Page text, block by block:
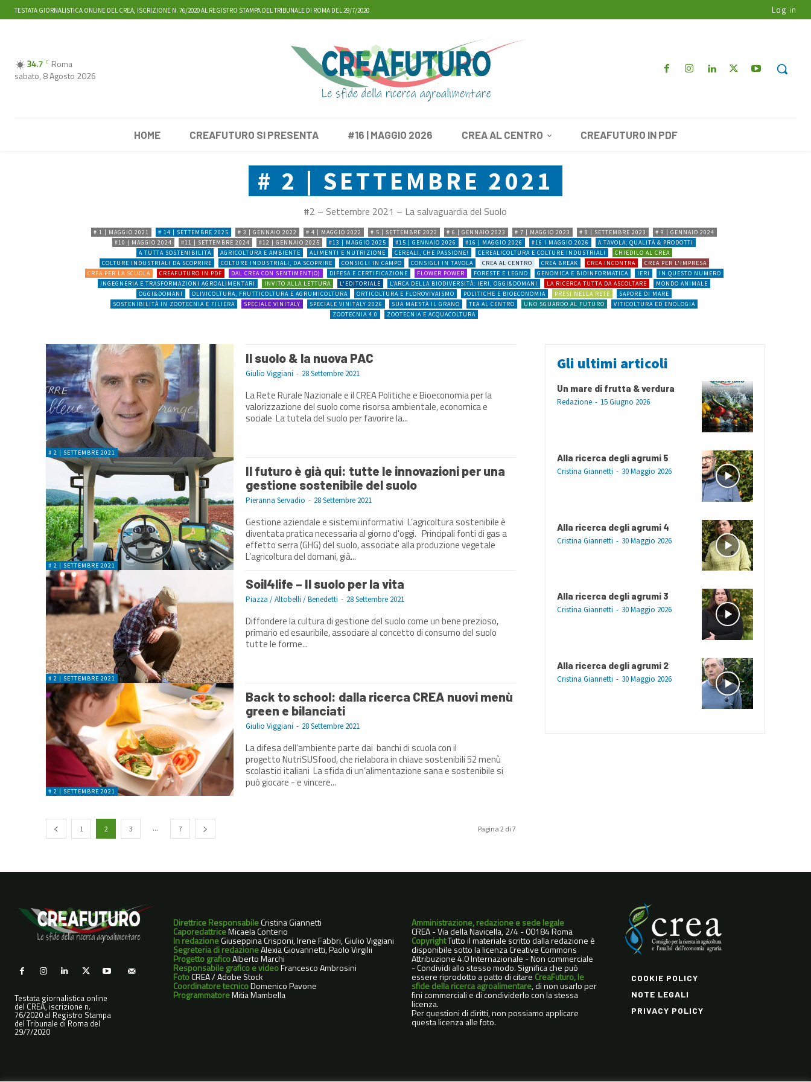
TESTATA GIORNALISTICA ONLINE DEL CREA, ISCRIZIONE N. 76/2020 AL REGISTRO STAMPA DEL TRIBUNALE DI ROMA DEL 29/7/2020 Log in
34.7 C Roma
sabato, 8 Agosto 2026
HOME CREAFUTURO SI PRESENTA #16 | MAGGIO 2026 CREA AL CENTRO CREAFUTURO IN PDF
# 2 | SETTEMBRE 2021
#2 – Settembre 2021 – La salvaguardia del Suolo
# 1 | MAGGIO 2021 # 14 | SETTEMBRE 2025 # 3 | GENNAIO 2022 # 4 | MAGGIO 2022 # 5 | SETTEMBRE 2022 # 6 | GENNAIO 2023 # 7 | MAGGIO 2023 # 8 | SETTEMBRE 2023
# 9 | GENNAIO 2024
#10 | MAGGIO 2024
#11 | SETTEMBRE 2024 #12 | GENNAIO 2025 #13 | MAGGIO 2025 #15 | GENNAIO 2026 #16 | MAGGIO 2026 #16 I MAGGIO 2026
A TAVOLA: QUALITÀ & PRODOTTI
A TUTTA SOSTENIBILITÀ
AGRICOLTURA E AMBIENTE ALIMENTI E NUTRIZIONE CEREALI, CHE PASSIONE! CEREALICOLTURA E COLTURE INDUSTRIALI
CHIEDILO AL CREA
COLTURE INDUSTRIALI DA SCOPRIRE
COLTURE INDUSTRIALI, DA SCOPRIRE CONSIGLI IN CAMPO CONSIGLI IN TAVOLA CREA AL CENTRO CREA BREAK CREA INCONTRA
CREA PER L'IMPRESA
CREA PER LA SCUOLA
CREAFUTURO IN PDF DAL CREA CON SENTIMENT(O) DIFESA E CERTIFICAZIONE FLOWER POWER FORESTE E LEGNO GENOMICA E BIOINFORMATICA IERI
IN QUESTO NUMERO
INGEGNERIA E TRASFORMAZIONI AGROALIMENTARI
INVITO ALLA LETTURA L'EDITORIALE L’ARCA DELLA BIODIVERSITÀ: IERI, OGGI&DOMANI LA RICERCA TUTTA DA ASCOLTARE
MONDO ANIMALE
OGGI&DOMANI
OLIVICOLTURA, FRUTTICOLTURA E AGRUMICOLTURA ORTICOLTURA E FLOROVIVAISMO POLITICHE E BIOECONOMIA PRESI NELLA RETE
SAPORE DI MARE
SOSTENIBILITÀ IN ZOOTECNIA E FILIERA
SPECIALE VINITALY SPECIALE VINITALY 2026 SUA MAESTÀ IL GRANO TEA AL CENTRO UNO SGUARDO AL FUTURO
VITICOLTURA ED ENOLOGIA
ZOOTECNIA 4.0
ZOOTECNIA E ACQUACOLTURA
# 2 | SETTEMBRE 2021
Il suolo & la nuova PAC
Giulio Viggiani - 28 Settembre 2021
La Rete Rurale Nazionale e il CREA Politiche e Bioeconomia per la
valorizzazione del suolo come risorsa ambientale, economica e
sociale La tutela del suolo per favorire la...
# 2 | SETTEMBRE 2021
Il futuro è già qui: tutte le innovazioni per una
gestione sostenibile del suolo
Pieranna Servadio - 28 Settembre 2021
Gestione aziendale e sistemi informativi L’agricoltura sostenibile è
diventata pratica necessaria al giorno d'oggi. Principali fonti di gas a
effetto serra (GHG) del suolo, associate alla produzione vegetale
L’agricoltura del domani, già...
# 2 | SETTEMBRE 2021
Soil4life – Il suolo per la vita
Piazza / Altobelli / Benedetti - 28 Settembre 2021
Diffondere la cultura di gestione del suolo come un bene prezioso,
primario ed esauribile, associare al concetto di consumo del suolo
tutte le forme...
# 2 | SETTEMBRE 2021
Back to school: dalla ricerca CREA nuovi menù
green e bilanciati
Giulio Viggiani - 28 Settembre 2021
La difesa dell’ambiente parte dai banchi di scuola con il
progetto NutriSUSfood, che rielabora in chiave sostenibili 52 menù
scolastici italiani La sfida di un’alimentazione sana e sostenibile si
può giocare - e vincere...
1 2 3 ... 7 Pagina 2 di 7
Gli ultimi articoli
Un mare di frutta & verdura
Redazione - 15 Giugno 2026
Alla ricerca degli agrumi 5
Cristina Giannetti - 30 Maggio 2026
Alla ricerca degli agrumi 4
Cristina Giannetti - 30 Maggio 2026
Alla ricerca degli agrumi 3
Cristina Giannetti - 30 Maggio 2026
Alla ricerca degli agrumi 2
Cristina Giannetti - 30 Maggio 2026
Testata giornalistica online
del CREA, iscrizione n.
76/2020 al Registro Stampa
del Tribunale di Roma del
29/7/2020
Direttrice ResponsabileCristina Giannetti
CaporedattriceMicaela Conterio
In redazioneGiuseppina Crisponi, Irene Fabbri, Giulio Viggiani
Segreteria di redazioneAlexia Giovannetti, Paolo Virgilii
Progetto graficoAlberto Marchi
Responsabile grafico e videoFrancesco Ambrosini
FotoCREA / Adobe Stock
Coordinatore tecnicoDomenico Pavone
ProgrammatoreMitia Mambella
Amministrazione, redazione e sede legale
CREA - Via della Navicella, 2/4 - 00184 Roma
CopyrightTutto il materiale scritto dalla redazione è
disponibile sotto la licenza Creative Commons
Attribuzione 4.0 Internazionale - Non commerciale
- Condividi allo stesso modo. Significa che può
essere riprodotto a patto di citare CreaFuturo, le
sfide della ricerca agroalimentare, di non usarlo per
fini commerciali e di condividerlo con la stessa
licenza.
Per questioni di diritti, non possiamo applicare
questa licenza alle foto.
COOKIE POLICY
NOTE LEGALI
PRIVACY POLICY